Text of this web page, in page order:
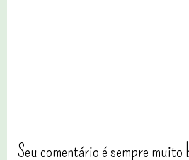
Seu comentário é sempre muito